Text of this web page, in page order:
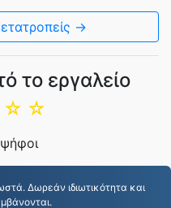
→
το εργαλείο
☆
☆
Δωρεάν ιδιωτικότητα και